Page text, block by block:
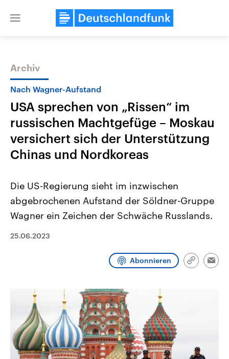
Close
Themen
Aktuelle Beiträge, Analysen und
Hintergründe
Wirtschaftlich und militärisch
gehören die Vereinigten Staaten zu
den mächtigsten Ländern der Erde,
aktuelle Weltgeschehen.
Aktuelle Lage und
Der Überfall der
Terrororganisation Hamas
Oktober 2023 auf Israel
Region wieder die Gewalt
Programm Podcasts
Archiv
Nach Wagner-Aufstand
USA sprechen von „Rissen“ im
russischen Machtgefüge – Moskau
versichert sich der Unterstützung
Chinas und Nordkoreas
Die US-Regierung sieht im inzwischen
abgebrochenen Aufstand der Söldner-Gruppe
Wagner ein Zeichen der Schwäche Russlands.
25.06.2023
Abonnieren
Link